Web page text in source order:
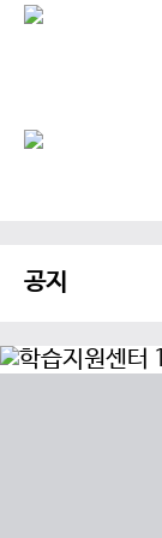
공지